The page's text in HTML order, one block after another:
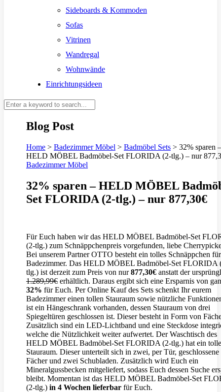
Sideboards & Kommoden
Sofas
Vitrinen
Wandregal
Wohnwände
Einrichtungsideen
Blog Post
Home > Badezimmer Möbel > Badmöbel Sets > 32% sparen –
HELD MÖBEL Badmöbel-Set FLORIDA (2-tlg.) – nur
Badezimmer Möbel
32% sparen – HELD MÖBEL
Set FLORIDA (2-tlg.) – nur 877,30€
Für Euch haben wir das HELD MÖBEL Badmöbel-Set
(2-tlg.) zum Schnäppchenpreis vorgefunden, liebe
Bei unserem Partner OTTO besteht ein tolles Schnäppchen
Badezimmer. Das HELD MÖBEL Badmöbel-Set FLORIDA
tlg.) ist derzeit zum Preis von nur877,30€ anstatt der
1.289,99€ erhältlich. Daraus ergibt sich eine Ersparnis von
32% für Euch. Per Online Kauf des Sets schenkt Ihr eurem
Badezimmer einen tollen Stauraum sowie nützliche
ist ein Hängeschrank vorhanden, dessen Stauraum von drei
Spiegeltüren geschlossen ist. Dieser besteht in Form von
Zusätzlich sind ein LED-Lichtband und eine Steckdose
welche die Nützlichkeit weiter aufwertet. Der Waschtisch des
HELD MÖBEL Badmöbel-Set FLORIDA (2-tlg.) hat ein
Stauraum. Dieser unterteilt sich in zwei, per Tür, geschlossene
Fächer und zwei Schubladen. Zusätzlich wird Euch ein
Mineralgussbecken mitgeliefert, sodass Euch dessen Suche
bleibt. Momentan ist das HELD MÖBEL Badmöbel-Set
(2-tlg.) in 4 Wochen lieferbar für Euch.